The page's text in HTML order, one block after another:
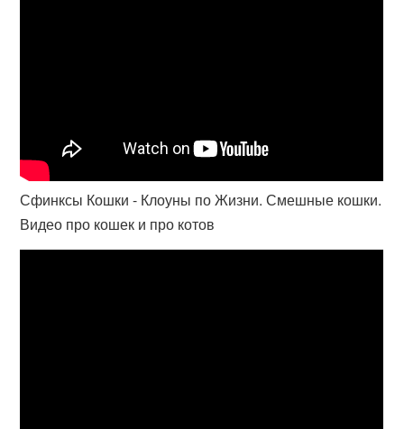
Сфинксы Кошки - Клоуны по Жизни. Смешные кошки.
Видео про кошек и про котов